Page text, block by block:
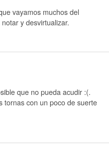
vayamos muchos del
y desvirtualizar.
que no pueda acudir :(.
tornas con un poco de suerte